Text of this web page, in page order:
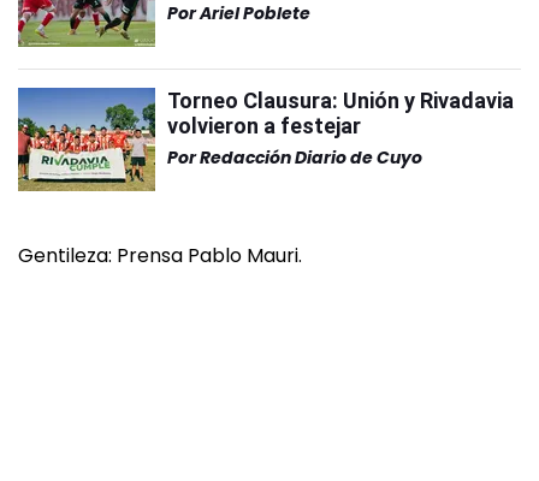
PorAriel Poblete
Torneo Clausura: Unión y Rivadavia
volvieron a festejar
PorRedacción Diario de Cuyo
Gentileza: Prensa Pablo Mauri.